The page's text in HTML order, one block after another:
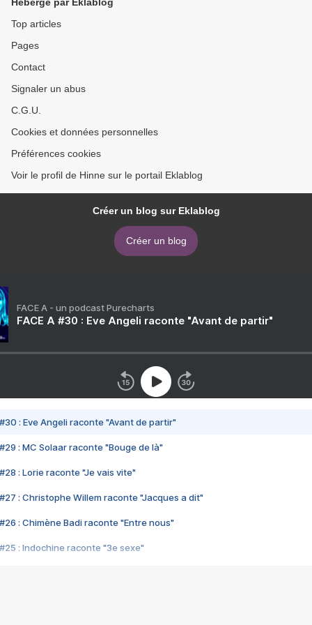
Top articles
Pages
Contact
Signaler un abus
C.G.U.
Cookies et données personnelles
Préférences cookies
Voir le profil de Hinne sur le portail Eklablog
Créer un blog sur Eklablog
Créer un blog
FACE A - un podcast Purecharts
FACE A #30 : Eve Angeli raconte "Avant de partir"
#30 : Eve Angeli raconte "Avant de partir"
#29 : MC Solaar raconte "Bouge de là"
#28 : Lorie raconte "Je vais vite"
#27 : Christophe Willem raconte "Jacques a dit"
#26 : Chimène Badi raconte "Entre nous"
#25 : Indochine raconte "3e sexe"